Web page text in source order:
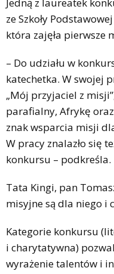
ze Szkoły
która zajęła pierwsze
– Do udziału w
katechetka. W swojej
„Mój przyjaciel z
parafialny, Afrykę
znak wsparcia misji
W pracy znalazło się
konkursu – podkreśla.
Tata Kingi, pan
misyjne są dla niego i
Kategorie konkursu
i charytatywna)
wyrażenie talentów i